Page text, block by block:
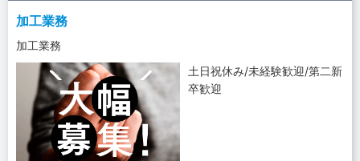
加工業務
加工業務
土日祝休み/未経験歓迎/第二新
卒歓迎